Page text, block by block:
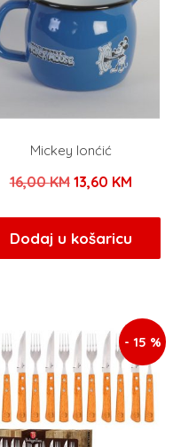
Mickey lonćić
16,00KM Izvorna
bila
je:
13,60 KM
je:
13,60
Dodaj u košaricu
- 15 %